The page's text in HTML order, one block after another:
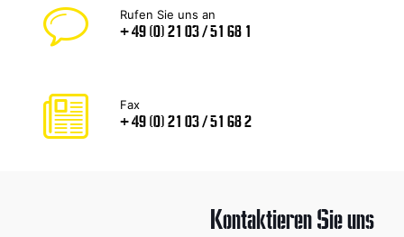
Rufen Sie uns an
+ 49 (0) 21 03 / 51 68 1
Fax
+ 49 (0) 21 03 / 51 68 2
Kontaktieren Sie uns